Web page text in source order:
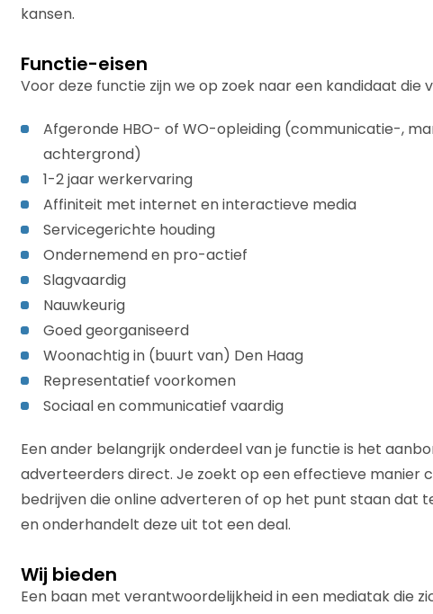
kansen.
Functie-eisen
Voor deze functie zijn we op zoek naar een kandidaat die
Afgeronde HBO- of WO-opleiding (communicatie-,
achtergrond)
1-2 jaar werkervaring
Affiniteit met internet en interactieve media
Servicegerichte houding
Ondernemend en pro-actief
Slagvaardig
Nauwkeurig
Goed georganiseerd
Woonachtig in (buurt van) Den Haag
Representatief voorkomen
Sociaal en communicatief vaardig
Een ander belangrijk onderdeel van je functie is het
adverteerders direct. Je zoekt op een effectieve manier
bedrijven die online adverteren of op het punt staan dat
en onderhandelt deze uit tot een deal.
Wij bieden
Een baan met verantwoordelijkheid in een mediatak die